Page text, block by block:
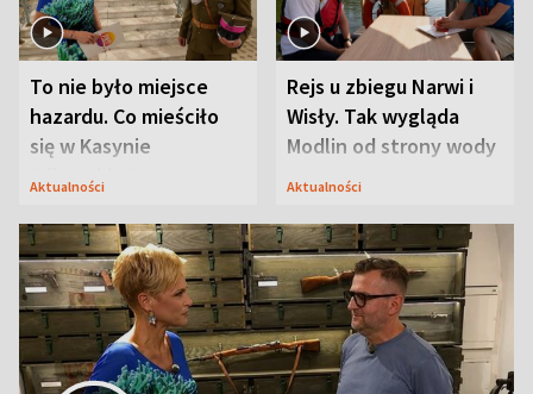
To nie było miejsce
hazardu. Co mieściło
się w Kasynie
Oficerskim?
Aktualności
Rejs u zbiegu Narwi i
Wisły. Tak wygląda
Modlin od strony wody
Aktualności